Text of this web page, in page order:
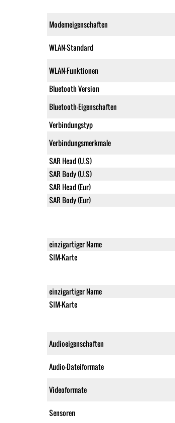
Modemeigenschaften
WLAN-Standard
WLAN-Funktionen
Bluetooth Version
Bluetooth-Eigenschaften
Verbindungstyp
Verbindungsmerkmale
SAR Head (U.S)
SAR Body (U.S)
SAR Head (Eur)
SAR Body (Eur)
einzigartiger Name
SIM-Karte
einzigartiger Name
SIM-Karte
Audioeigenschaften
Audio-Dateiformate
Videoformate
Sensoren